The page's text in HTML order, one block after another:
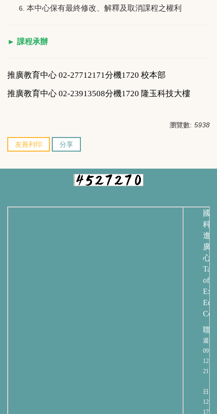
本中心保有最終修改、解釋及取消課程之權利
► 課程承辦
推廣教育中心 02-27712171分機1720 校本部
推廣教育中心 02-23913508分機1720 隆玉科技大樓
瀏覽數: 5938
友善列印 分享
國
科
進
廣
心
of
聯
週一
21:00
日
17:00